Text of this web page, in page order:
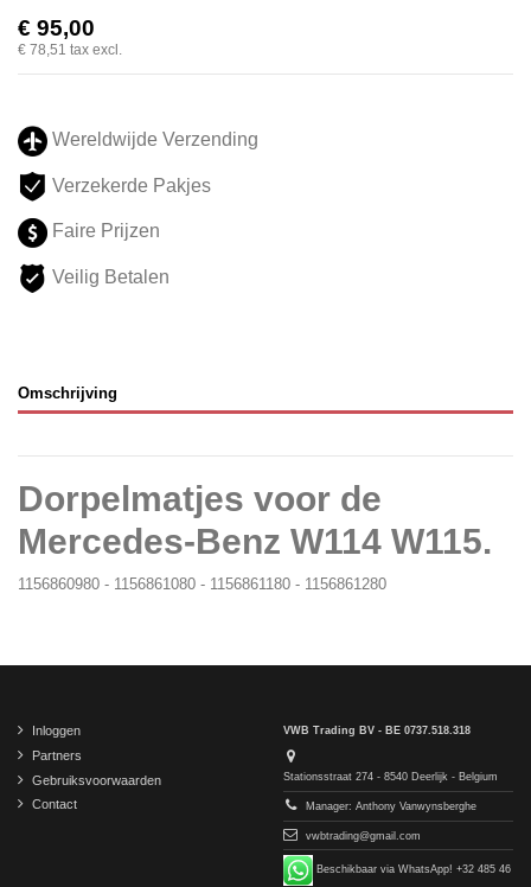
€ 95,00
€ 78,51 tax excl.
Wereldwijde Verzending
Verzekerde Pakjes
Faire Prijzen
Veilig Betalen
Omschrijving
Dorpelmatjes voor de
Mercedes-Benz W114 W115.
1156860980 - 1156861080 - 1156861180 - 1156861280
Inloggen
Partners
Gebruiksvoorwaarden
Contact
VWB Trading BV - BE 0737.518.318
Stationsstraat 274 - 8540 Deerlijk - Belgium
Manager: Anthony Vanwynsberghe
vwbtrading@gmail.com
Beschikbaar via WhatsApp! +32 485 46